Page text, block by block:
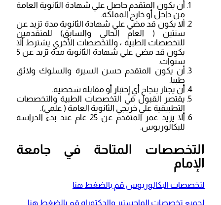
أن يكون المتقدم حاصل علي شهادة الثانوية العامة
من داخل أو خارج المملكة.
ألا يكون قد مضي علي شهادة الثانوية مدة تزيد عن
سنتين ( العام الحالي والسابق) للمتقدمين
للتخصصات الطبية ، وللتخصصات الأخري يشترط ألا
يكون قد مضي علي شهادة الثانوية مدة تزيد عن 5
سنوات.
أن يكون المتقدم حسن السيرة والسلوك ولائق
طبيا.
أن يجتاز بنجاح أي إختبار أو مقابلة شخصية.
يقتصر القبول في التخصصات الطبية والتخصصات
التطبيقية علي خريجي الثانوية العامة ( علمي).
ألا يزيد عمر المتقدم عن 25 عام عند بدء الدراسة
للبكالوريوس.
التخصصات المتاحة في جامعة
الإمام
لتخصصات البكالوريوس قم بالضغط هنا
لجميع تخصصات الماجستير والدكتوراه قم بالضغط هنا